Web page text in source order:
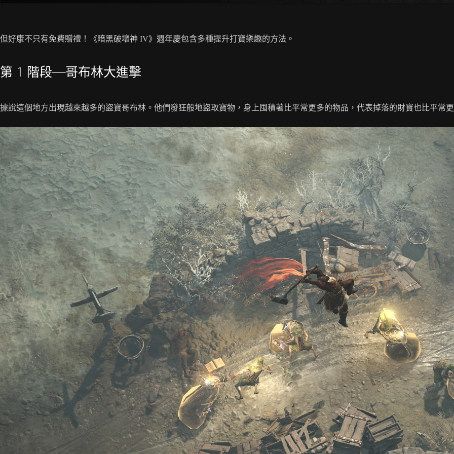
但好康不只有免費贈禮！《暗黑破壞神 IV》週年慶包含多種提升打寶樂趣的方法。
第 1 階段——哥布林大進擊
據說這個地方出現越來越多的盜寶哥布林。他們發狂般地盜取寶物，身上囤積著比平常更多的物品，代表掉落的財寶也比平常